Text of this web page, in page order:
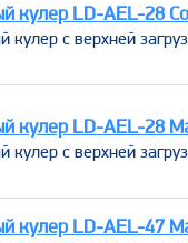
кулер LD-AEL-28
кулер с верхней
кулер LD-AEL-28
кулер с верхней
кулер LD-AEL-47